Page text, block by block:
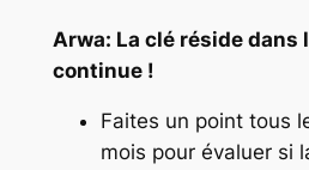
Arwa: La clé réside
continue !
Faites un point tous
mois pour évaluer si